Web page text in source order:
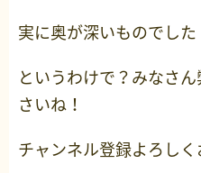
実に奥が深いものでした
というわけで？みなさ
さいね！
チャンネル登録よろし